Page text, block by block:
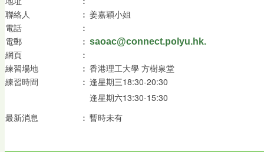
聯絡人
︰ 姜嘉穎小姐
電話
︰
電郵
︰ saoac@connect.polyu.hk.
網頁
︰
練習場地
︰ 香港理工大學 方樹泉堂
練習時間
︰ 逢星期三18:30-20:30
逢星期六13:30-15:30
最新消息
︰ 暫時未有